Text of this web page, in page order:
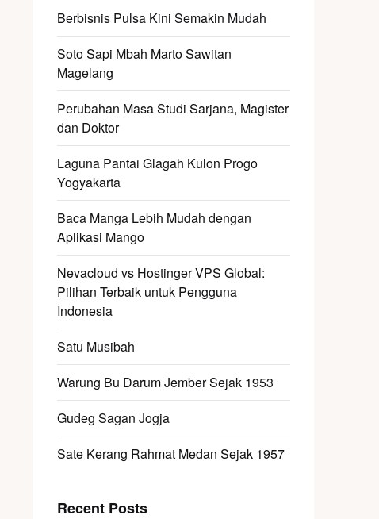
Berbisnis Pulsa Kini Semakin Mudah
Soto Sapi Mbah Marto Sawitan
Magelang
Perubahan Masa Studi Sarjana, Magister
dan Doktor
Laguna Pantai Glagah Kulon Progo
Yogyakarta
Baca Manga Lebih Mudah dengan
Aplikasi Mango
Nevacloud vs Hostinger VPS Global:
Pilihan Terbaik untuk Pengguna
Indonesia
Satu Musibah
Warung Bu Darum Jember Sejak 1953
Gudeg Sagan Jogja
Sate Kerang Rahmat Medan Sejak 1957
Recent Posts